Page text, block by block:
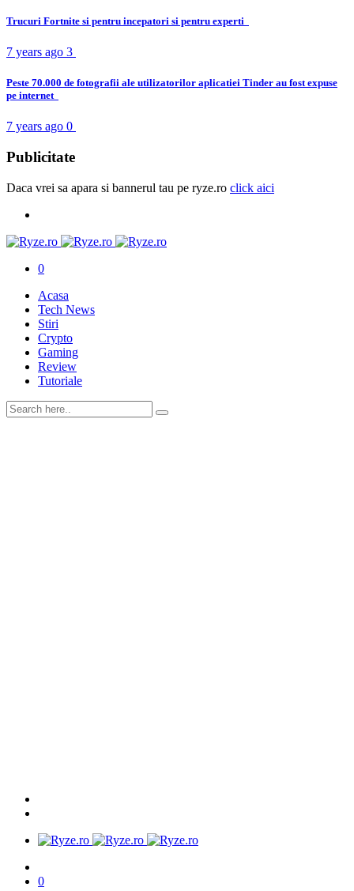
Trucuri Fortnite si pentru incepatori si pentru experti
7 years ago 3
Peste 70.000 de fotografii ale utilizatorilor aplicatiei Tinder au fost expuse
pe internet
7 years ago 0
Publicitate
Daca vrei sa apara si bannerul tau pe ryze.ro click aici
0
Acasa
Tech News
Stiri
Crypto
Gaming
Review
Tutoriale
0